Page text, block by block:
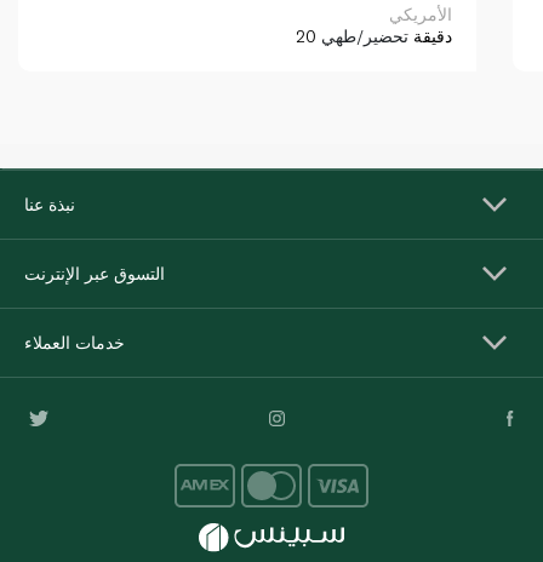
الأمريكي
20 دقيقة تحضير/طهي
نبذة عنا
التسوق عبر الإنترنت
خدمات العملاء